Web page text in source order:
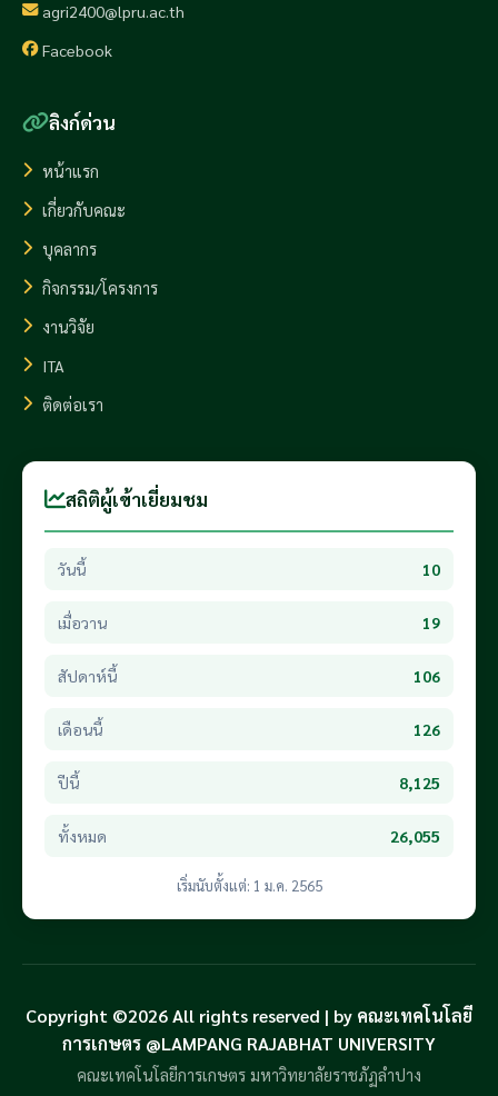
agri2400@lpru.ac.th
Facebook
ลิงก์ด่วน
หน้าแรก
เกี่ยวกับคณะ
บุคลากร
กิจกรรม/โครงการ
งานวิจัย
ITA
ติดต่อเรา
สถิติผู้เข้าเยี่ยมชม
วันนี้ 10
เมื่อวาน 19
สัปดาห์นี้ 106
เดือนนี้ 126
ปีนี้ 8,125
ทั้งหมด 26,055
เริ่มนับตั้งแต่: 1 ม.ค. 2565
Copyright ©2026 All rights reserved | by คณะเทคโนโลยี
การเกษตร @LAMPANG RAJABHAT UNIVERSITY
คณะเทคโนโลยีการเกษตร มหาวิทยาลัยราชภัฏลำปาง